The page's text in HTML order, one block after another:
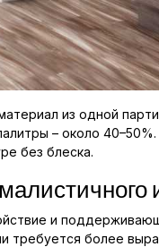
из одной
– около
без блеска.
и
требуется более